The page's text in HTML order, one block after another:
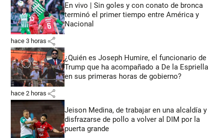
En vivo | Sin goles y con conato de bronca
terminó el primer tiempo entre América y
Nacional
hace 3 horas share
¿Quién es Joseph Humire, el funcionario de
Trump que ha acompañado a De la Espriella
en sus primeras horas de gobierno?
hace 2 horas share
Jeison Medina, de trabajar en una alcaldía y
disfrazarse de pollo a volver al DIM por la
puerta grande